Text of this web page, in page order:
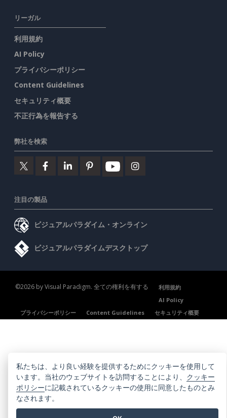
リーガル
利用規約
AI Policy
プライバシーポリシー
Content Guidelines
セキュリティ概要
不正行為を報告する
弊社を検索
注目の製品
ビジュアルパラダイム・オンライン
ビジュアルパラダイムデスクトップ
©2026 by Visual Paradigm. 全ての権利を有する
利用規約
AI Policy
プライバシーポリシー
Content Guidelines セキュリティ概要
私たちは、より良い経験を提供するためにクッキーを使用して
います。当社のウェブサイトを訪問することにより、 クッキー
ポリシーに記載されているクッキーの使用に同意したものとみ
なされます。